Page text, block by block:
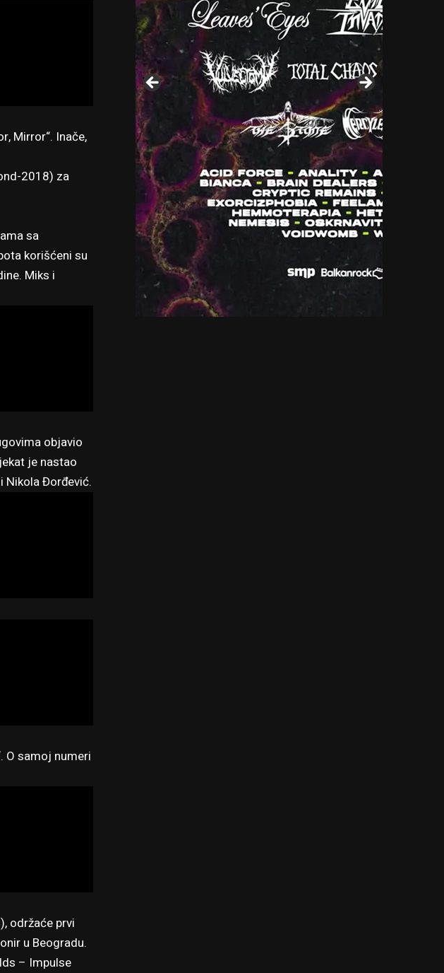
Mirror“. Inače,
2018) za
sa
korišćeni su
Miks i
objavio
je nastao
Nikola Đorđević.
O samoj numeri
održaće prvi
u Beogradu.
– Impulse